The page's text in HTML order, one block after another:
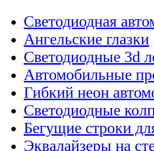
Светодиодная
Ангельские глазки
Светодиодные 3d
Автомобильные
Гибкий неон
Светодиодные
Бегущие строки
Эквалайзеры на